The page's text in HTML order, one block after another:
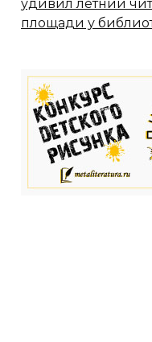
удивил летний
площади у